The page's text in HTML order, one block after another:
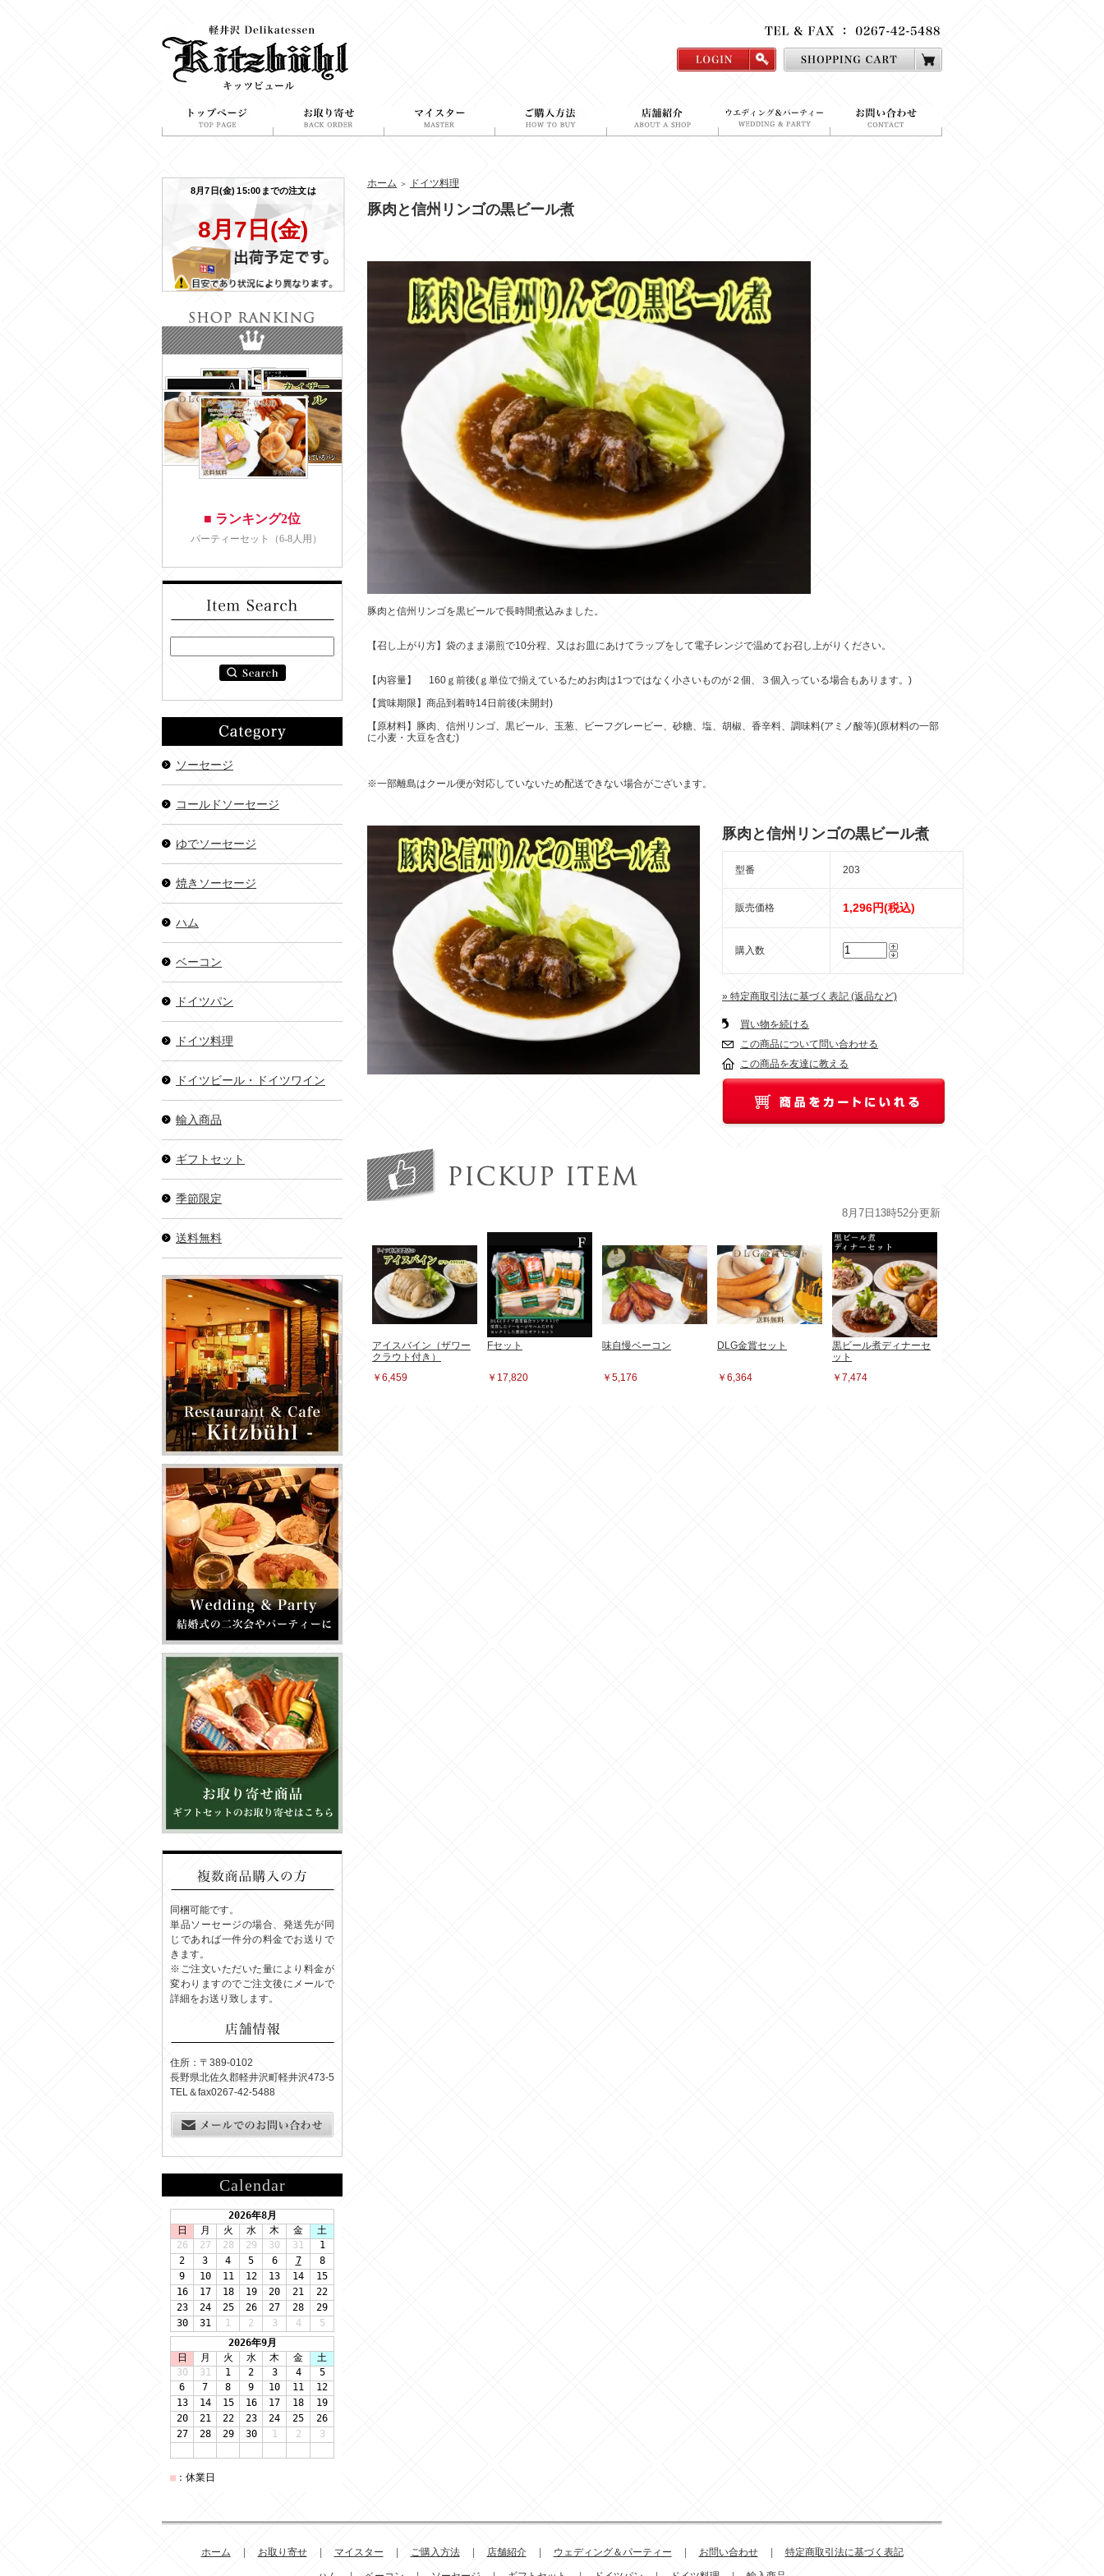
ホーム ＞ ドイツ料理
豚肉と信州リンゴの黒ビール煮
豚肉と信州リンゴを黒ビールで長時間煮込みました。
【召し上がり方】袋のまま湯煎で10分程、又はお皿にあけてラップをして電子レンジで温めてお召し上がりください。
【内容量】 160ｇ前後(ｇ単位で揃えているためお肉は1つではなく小さいものが２個、３個入っている場合もあります。)
【賞味期限】商品到着時14日前後(未開封)
【原材料】豚肉、信州リンゴ、黒ビール、玉葱、ビーフグレービー、砂糖、塩、胡椒、香辛料、調味料(アミノ酸等)(原材料の一部
に小麦・大豆を含む)
※一部離島はクール便が対応していないため配送できない場合がございます。
豚肉と信州リンゴの黒ビール煮
型番 203
販売価格 1,296円(税込)
購入数
» 特定商取引法に基づく表記 (返品など)
買い物を続ける
この商品について問い合わせる
この商品を友達に教える
ソーセージ
コールドソーセージ
ゆでソーセージ
焼きソーセージ
ハム
ベーコン
ドイツパン
ドイツ料理
ドイツビール・ドイツワイン
輸入商品
ギフトセット
季節限定
送料無料
同梱可能です。
単品ソーセージの場合、発送先が同
じであれば一件分の料金でお送りで
きます。
※ご注文いただいた量により料金が
変わりますのでご注文後にメールで
詳細をお送り致します。
住所：〒389-0102
長野県北佐久郡軽井沢町軽井沢473-5
TEL＆fax0267-42-5488
Calendar
ホーム お取り寄せ マイスター ご購入方法 店舗紹介 ウェディング＆パーティー お問い合わせ 特定商取引法に基づく表記